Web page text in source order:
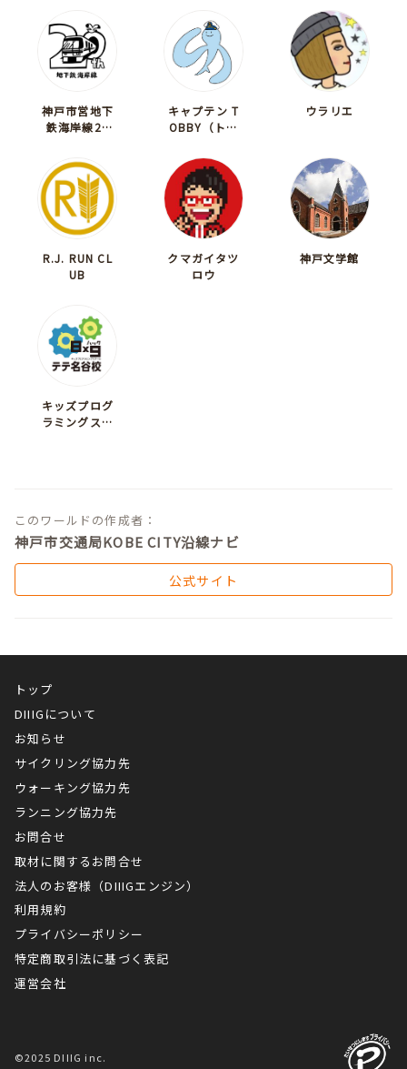
神戸市営地下
鉄海岸線20
キャプテン T
OBBY（トビ
ウラリエ
R.J. RUN CL
UB
クマガイタツ
ロウ
神戸文学館
キッズプログ
ラミングスク
このワールドの作成者：
神戸市交通局KOBE CITY沿線ナビ
公式サイト
トップ
DIIIGについて
お知らせ
サイクリング協力先
ウォーキング協力先
ランニング協力先
お問合せ
取材に関するお問合せ
法人のお客様（DIIIGエンジン）
利用規約
プライバシーポリシー
特定商取引法に基づく表記
運営会社
©2025 DIIIG inc.